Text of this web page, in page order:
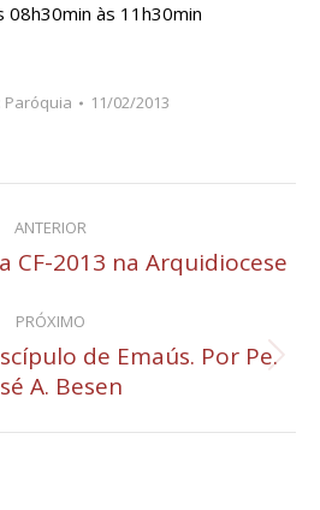
08h30min às 11h30min
Paróquia 11/02/2013
ANTERIOR
Post
CF-2013 na Arquidiocese
PRÓXIMO
Próximo
post:
de Emaús. Por Pe.
A. Besen